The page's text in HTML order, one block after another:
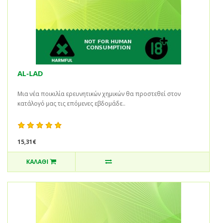
AL-LAD
Μια νέα ποικιλία ερευνητικών χημικών θα προστεθεί στον
κατάλογό μας τις επόμενες εβδομάδε..
15,31€
ΚΑΛΆΘΙ